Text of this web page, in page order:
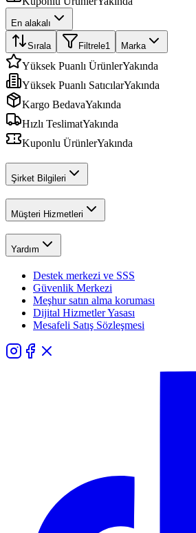
En alakalı
Sırala Filtrele1 Marka
Yüksek Puanlı ÜrünlerYakında
Yüksek Puanlı SatıcılarYakında
Kargo BedavaYakında
Hızlı TeslimatYakında
Kuponlu ÜrünlerYakında
Şirket Bilgileri
Müşteri Hizmetleri
Yardım
Destek merkezi ve SSS
Güvenlik Merkezi
Meşhur satın alma koruması
Dijital Hizmetler Yasası
Mesafeli Satış Sözleşmesi